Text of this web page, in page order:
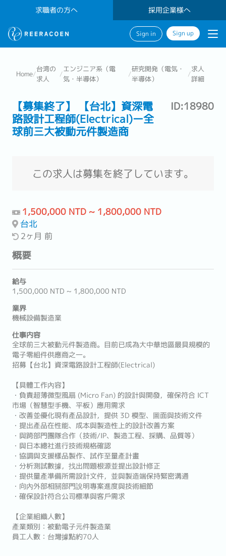
求職者の方へ 採用企業様へ
Sign in Sign up
Home/
台湾の
求人
/
エンジニア系（電
気・半導体）
/
研究開発（電気・
半導体）
/
求人
詳細
【募集終了】 【台北】資深電
路設計工程師(Electrical)ー全
球前三大被動元件製造商
ID:18980
この求人は募集を終了しています。
1,500,000 NTD ~ 1,800,000 NTD
台北
2ヶ月 前
概要
給与
1,500,000 NTD ~ 1,800,000 NTD
業界
機械設備製造業
仕事内容
全球前三大被動元件製造商。目前已成為大中華地區最具規模的
電子零組件供應商之一。
招募【台北】資深電路設計工程師(Electrical)
【具體工作內容】
・負責超薄微型風扇 (Micro Fan) 的設計與開發，確保符合 ICT
市場（智慧型手機、平板）應用需求
・改善並優化現有產品設計，提供 3D 模型、圖面與技術文件
・提出產品在性能、成本與製造性上的設計改善方案
・與跨部門團隊合作（技術/IP、製造工程、採購、品質等）
・與日本總社進行技術規格確認
・協調與支援樣品製作、試作至量產計畫
・分析測試數據，找出問題根源並提出設計修正
・提供量產準備所需設計文件，並與製造端保持緊密溝通
・向內外部相關部門說明專案進度與技術細節
・確保設計符合公司標準與客戶需求
【企業組織人數】
產業類別：被動電子元件製造業
員工人數：台灣據點約70人